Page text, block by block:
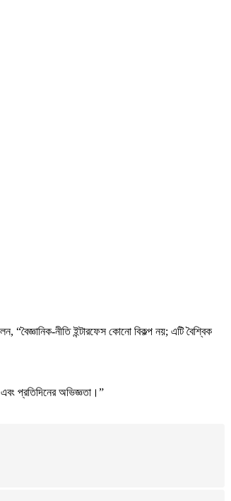
“বৈজ্ঞানিক-নীতি ইন্টারফেস কোনো বিকল্প নয়; এটি বৈশ্বিক
প্রতিদিনের অভিজ্ঞতা।”